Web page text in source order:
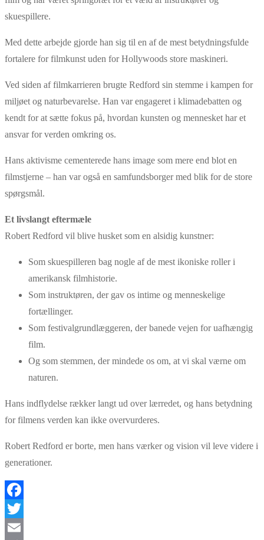
skuespillere.
Med dette arbejde gjorde han sig til en af de mest betydningsfulde
fortalere for filmkunst uden for Hollywoods store maskineri.
Ved siden af filmkarrieren brugte Redford sin stemme i kampen for
miljøet og naturbevarelse. Han var engageret i klimadebatten og
kendt for at sætte fokus på, hvordan kunsten og mennesket har et
ansvar for verden omkring os.
Hans aktivisme cementerede hans image som mere end blot en
filmstjerne – han var også en samfundsborger med blik for de store
spørgsmål.
Et livslangt eftermæle
Robert Redford vil blive husket som en alsidig kunstner:
Som skuespilleren bag nogle af de mest ikoniske roller i
amerikansk filmhistorie.
Som instruktøren, der gav os intime og menneskelige
fortællinger.
Som festivalgrundlæggeren, der banede vejen for uafhængig
film.
Og som stemmen, der mindede os om, at vi skal værne om
naturen.
Hans indflydelse rækker langt ud over lærredet, og hans betydning
for filmens verden kan ikke overvurderes.
Robert Redford er borte, men hans værker og vision vil leve videre i
generationer.
Facebook
Twitter